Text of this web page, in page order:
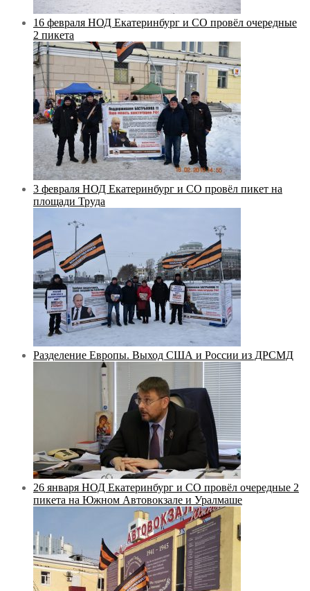
16 февраля НОД Екатеринбург и СО провёл очередные
2 пикета
3 февраля НОД Екатеринбург и СО провёл пикет на
площади Труда
Разделение Европы. Выход США и России из ДРСМД
26 января НОД Екатеринбург и СО провёл очередные 2
пикета на Южном Автовокзале и Уралмаше